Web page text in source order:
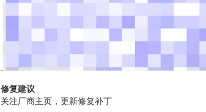
修复建议
关注厂商主页，更新修复补丁